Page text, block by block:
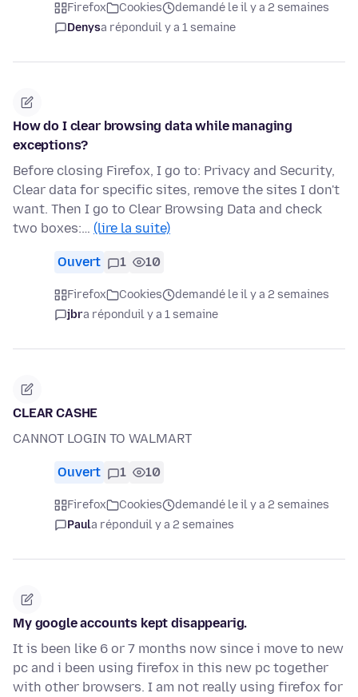
Firefox Cookies
demandé le il y a 2 semaines
Denysa réponduil y a 1 semaine
How do I clear browsing data while managing
exceptions?
Before closing Firefox, I go to: Privacy and Security,
Clear data for specific sites, remove the sites I don't
want. Then I go to Clear Browsing Data and check
two boxes:… (lire la suite)
Ouvert 1 10
Firefox Cookies
demandé le il y a 2 semaines
jbra réponduil y a 1 semaine
CLEAR CASHE
CANNOT LOGIN TO WALMART
Ouvert 1 10
Firefox Cookies
demandé le il y a 2 semaines
Paula réponduil y a 2 semaines
My google accounts kept disappearig.
It is been like 6 or 7 months now since i move to new
pc and i been using firefox in this new pc together
with other browsers. I am not really using firefox for